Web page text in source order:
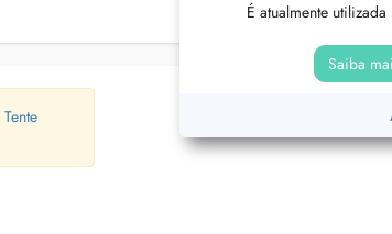
É atualmente
Saiba
Tente